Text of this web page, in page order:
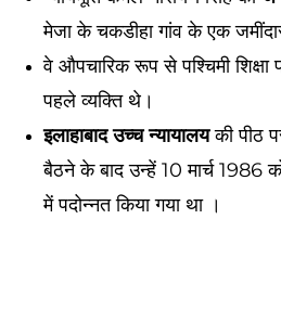
मेजा के चकडीहा गांव के एक
वे औपचारिक रूप से पश्चिमी शिक्षा
पहले व्यक्ति थे।
इलाहाबाद उच्च न्यायालयकी पीठ
बैठने के बाद उन्हें 10 मार्च 1986
में पदोन्नत किया गया था ।